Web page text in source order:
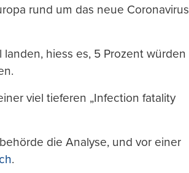
rund um das neue Coronavirus
hiess es, 5 Prozent würden
viel tieferen „Infection fatality
die Analyse, und vor einer
.